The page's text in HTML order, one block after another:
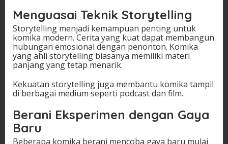
Menguasai Teknik Storytelling
Storytelling menjadi kemampuan penting untuk
komika modern. Cerita yang kuat dapat membangun
hubungan emosional dengan penonton. Komika
yang ahli storytelling biasanya memiliki materi
panjang yang tetap menarik.
Kekuatan storytelling juga membantu komika tampil
di berbagai medium seperti podcast dan film.
Berani Eksperimen dengan Gaya
Baru
Beberapa komika berani mencoba gaya baru mulai